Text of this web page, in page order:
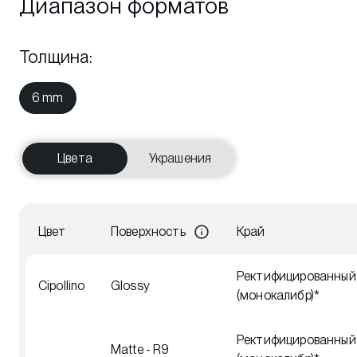
Диапазон форматов
Толщина:
6 mm
Цвета Украшения
Цвет Поверхность Край
Cipollino Glossy
Ректифицированный
(монокалибр)*
Matte - R9
Ректифицированный